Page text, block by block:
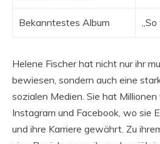
Bekanntestes Album
Helene Fischer hat nicht nur ihr
bewiesen, sondern auch eine
sozialen Medien. Sie hat
Instagram und Facebook, wo sie
und ihre Karriere gewährt. Zu